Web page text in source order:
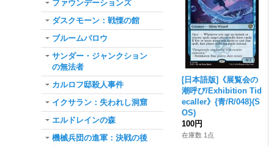
ファウンデーションズ
ダスクモーン：戦慄の館
ブルームバロウ
サンダー・ジャンクション
の無法者
カルロフ邸殺人事件
イクサラン：失われし洞窟
エルドレインの森
機械兵団の進軍：決戦の後
[日本語版]《展覧会の
潮呼び/Exhibition Tid
ecaller》{青/R/048}(S
OS)
100円
在庫数 1点